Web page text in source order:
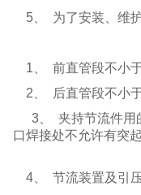
5
为了安装、维
1
前直管段不小
2
后直管段不小
3
夹持节流件用
口焊接处不允许有突
4
节流装置及引